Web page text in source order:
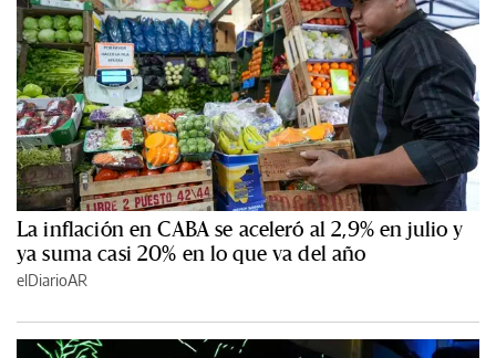
La inflación en CABA se aceleró al 2,9% en julio y
ya suma casi 20% en lo que va del año
elDiarioAR